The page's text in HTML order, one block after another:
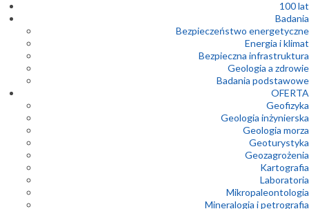
100 lat
Badania
Bezpieczeństwo energetyczne
Energia i klimat
Bezpieczna infrastruktura
Geologia a zdrowie
Badania podstawowe
OFERTA
Geofizyka
Geologia inżynierska
Geologia morza
Geoturystyka
Geozagrożenia
Kartografia
Laboratoria
Mikropaleontologia
Mineralogia i petrografia